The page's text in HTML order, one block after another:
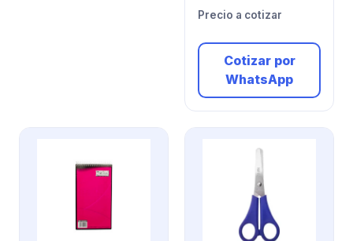
Precio a cotizar
Cotizar por
WhatsApp